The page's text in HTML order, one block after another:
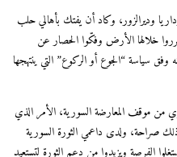
وديرالزور، وكاد أن يفتك بأهالي حلب
خلالها الأرض وفكّوا الحصار عن
وفق سياسة “الجوع أو الركوع” التي ينتهجها
موقف المعارضة السورية، الأمر الذي
صراحة، ولدى داعمي الثورة السورية
الفرصة ويزيدوا من دعم الثورة لتستعيد